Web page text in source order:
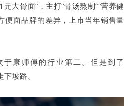
大骨面”，主打“骨汤熬制”“营养健
便面品牌的差异，上市当年销售量
康师傅的行业第二。但是到了
坡路。